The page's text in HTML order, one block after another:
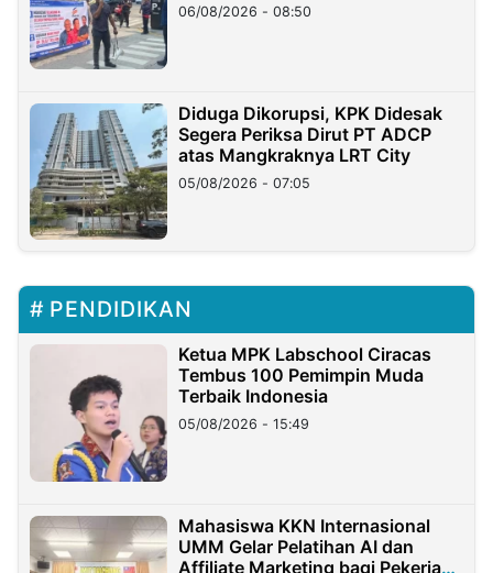
06/08/2026 - 08:50
Diduga Dikorupsi, KPK Didesak
Segera Periksa Dirut PT ADCP
atas Mangkraknya LRT City
05/08/2026 - 07:05
PENDIDIKAN
Ketua MPK Labschool Ciracas
Tembus 100 Pemimpin Muda
Terbaik Indonesia
05/08/2026 - 15:49
Mahasiswa KKN Internasional
UMM Gelar Pelatihan AI dan
Affiliate Marketing bagi Pekerja